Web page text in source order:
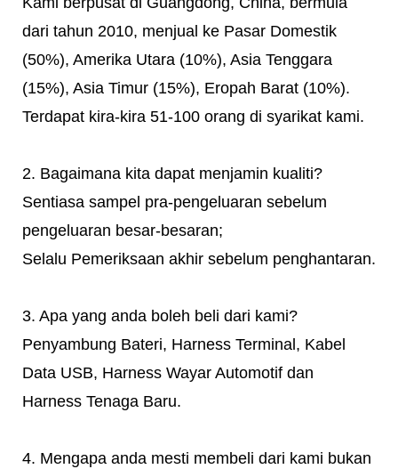
dari tahun 2010, menjual ke Pasar Domestik
(50%), Amerika Utara (10%), Asia Tenggara
(15%), Asia Timur (15%), Eropah Barat (10%).
Terdapat kira-kira 51-100 orang di syarikat kami.
2. Bagaimana kita dapat menjamin kualiti?
Sentiasa sampel pra-pengeluaran sebelum
pengeluaran besar-besaran;
Selalu Pemeriksaan akhir sebelum penghantaran.
3. Apa yang anda boleh beli dari kami?
Penyambung Bateri, Harness Terminal, Kabel
Data USB, Harness Wayar Automotif dan
Harness Tenaga Baru.
4. Mengapa anda mesti membeli dari kami bukan